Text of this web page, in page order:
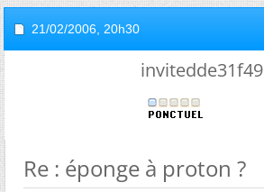
21/02/2006, 20h30
invitedde31f49
Re : éponge à proton ?